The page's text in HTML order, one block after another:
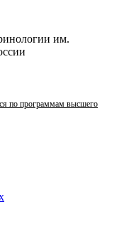
им.
по программам высшего